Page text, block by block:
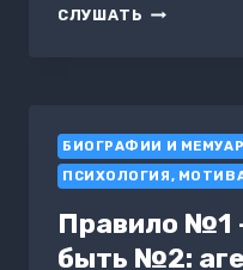
СЛУШАТЬ ШКОЛЬНЫЕ
БИОГРАФИИ И
ПСИХОЛОГИЯ,
Правило №1
быть №2: